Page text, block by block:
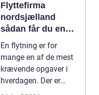
Flyttefirma
nordsjælland
sådan får du en
tryg og effektiv
flytning
En flytning er for
mange en af de mest
krævende opgaver i
hverdagen. Der er
meget at holde styr på,